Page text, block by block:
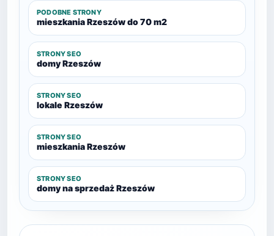
PODOBNE STRONY
mieszkania Rzeszów do 70 m2
STRONY SEO
domy Rzeszów
STRONY SEO
lokale Rzeszów
STRONY SEO
mieszkania Rzeszów
STRONY SEO
domy na sprzedaż Rzeszów